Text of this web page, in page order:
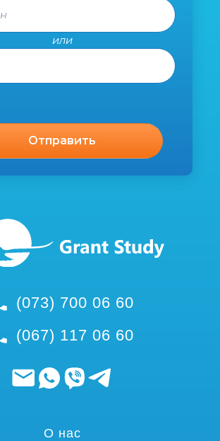
(073) 700 06 60
(067) 117 06 60
или
О нас